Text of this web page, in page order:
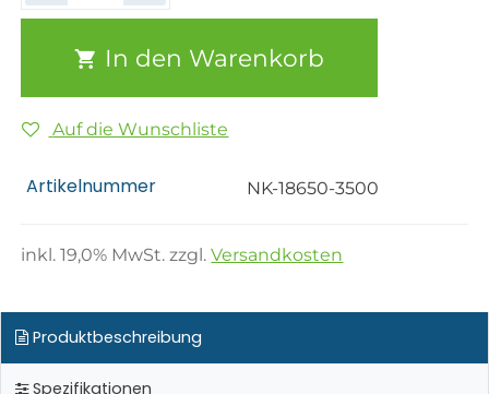
In den Warenkorb
Auf die Wunschliste
Artikelnummer NK-18650-3500
inkl.19,0% MwSt. zzgl.Versandkosten
Produktbeschreibung
Spezifikationen